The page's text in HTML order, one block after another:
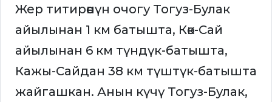
Жер титирөөнүн очогу Тогуз-Булак
айылынан 1 км батышта, Көк-Сай
айылынан 6 км түндүк-батышта,
Кажы-Сайдан 38 км түштүк-батышта
жайгашкан. Анын күчү Тогуз-Булак,